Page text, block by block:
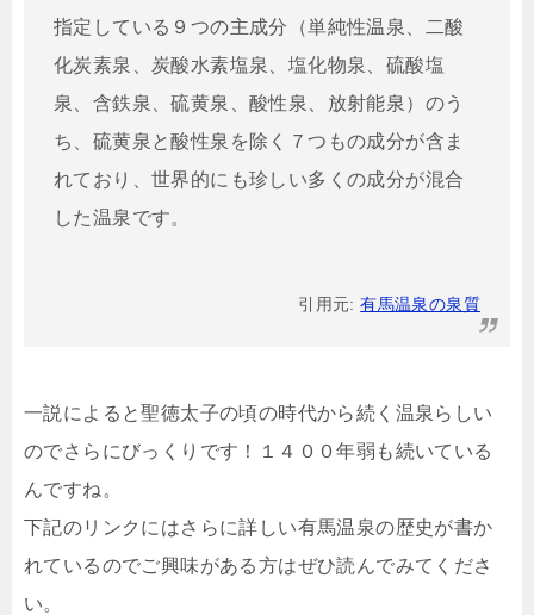
指定している９つの主成分（単純性温泉、二酸
化炭素泉、炭酸水素塩泉、塩化物泉、硫酸塩
泉、含鉄泉、硫黄泉、酸性泉、放射能泉）のう
ち、硫黄泉と酸性泉を除く７つもの成分が含ま
れており、世界的にも珍しい多くの成分が混合
した温泉です。
引用元:有馬温泉の泉質
一説によると聖徳太子の頃の時代から続く温泉らしい
のでさらにびっくりです！１４００年弱も続いている
んですね。
下記のリンクにはさらに詳しい有馬温泉の歴史が書か
れているのでご興味がある方はぜひ読んでみてくださ
い。